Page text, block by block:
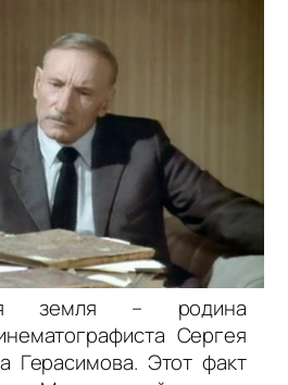
земля – родина
Сергея
Герасимова. Этот факт